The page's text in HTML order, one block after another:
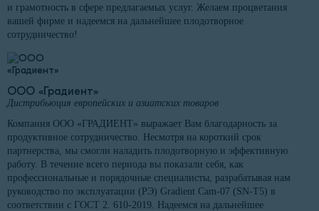
и грамотность в сфере предлагаемых услуг. Желаем процветания
вашей фирме и надеемся на дальнейшее плодотворное
сотрудничество!
ООО «Градиент»
Дистрибьюция европейских и азиатских товаров
Компания ООО «ГРАДИЕНТ» выражает Вам благодарность за
продуктивное сотрудничество. Несмотря на короткий срок
партнерства, мы смогли наладить плодотворную и эффективную
работу. В течение всего периода вы показали себя, как
профессиональные и порядочные специалисты, разрабатывая нам
руководство по эксплуатации (РЭ) Gradient Cam-07 (SN-T5) в
соответствии с ГОСТ 2. 610-2019. Надеемся на дальнейшее